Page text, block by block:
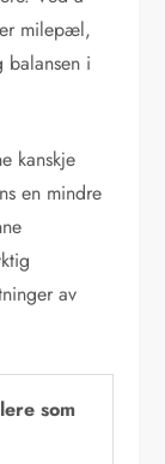
milepæl,
balansen i
kanskje
en mindre
av
som